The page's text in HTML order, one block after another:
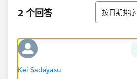
何卒よろしくお願い申し上げます。​
2 个回答 排序
按日期排序
Kei Sadayasu